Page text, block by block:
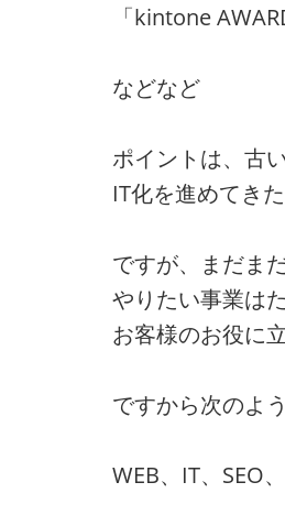
「kintone
などなど
ポイントは、古
IT化を進めてきた
ですが、まだま
やりたい事業は
お客様のお役に
ですから次のよ
WEB、IT、SEO